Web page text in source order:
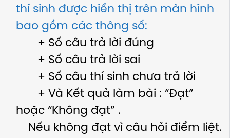
thí sinh được hiển thị trên màn hình
bao gồm các thông số:
+ Số câu trả lời đúng
+ Số câu trả lời sai
+ Số câu thí sinh chưa trả lời
+ Và Kết quả làm bài : “Đạt”
hoặc “Không đạt” .
Nếu không đạt vì câu hỏi điểm liệt.